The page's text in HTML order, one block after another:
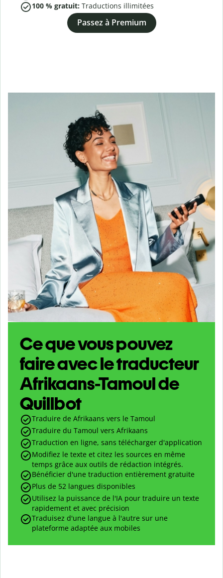
100 % gratuit: Traductions illimitées
Passez à Premium
Ce que vous pouvez
faire avec le traducteur
Afrikaans-Tamoul de
Quillbot
Traduire de Afrikaans vers le Tamoul
Traduire du Tamoul vers Afrikaans
Traduction en ligne, sans télécharger d'application
Modifiez le texte et citez les sources en même
temps grâce aux outils de rédaction intégrés.
Bénéficier d'une traduction entièrement gratuite
Plus de 52 langues disponibles
Utilisez la puissance de l'IA pour traduire un texte
rapidement et avec précision
Traduisez d'une langue à l'autre sur une
plateforme adaptée aux mobiles